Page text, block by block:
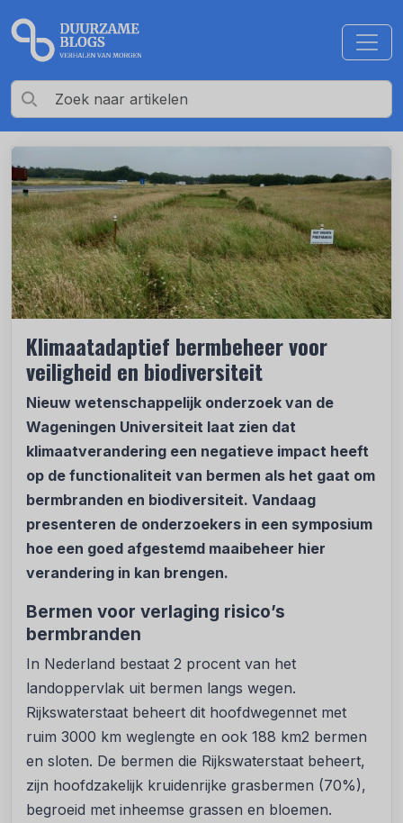
Klimaatadaptief bermbeheer voor
veiligheid en biodiversiteit
Nieuw wetenschappelijk onderzoek van de
Wageningen Universiteit laat zien dat
klimaatverandering een negatieve impact heeft
op de functionaliteit van bermen als het gaat om
bermbranden en biodiversiteit. Vandaag
presenteren de onderzoekers in een symposium
hoe een goed afgestemd maaibeheer hier
verandering in kan brengen.
Bermen voor verlaging risico’s
bermbranden
In Nederland bestaat 2 procent van het
landoppervlak uit bermen langs wegen.
Rijkswaterstaat beheert dit hoofdwegennet met
ruim 3000 km weglengte en ook 188 km2 bermen
en sloten. De bermen die Rijkswaterstaat beheert,
zijn hoofdzakelijk kruidenrijke grasbermen (70%),
begroeid met inheemse grassen en bloemen.